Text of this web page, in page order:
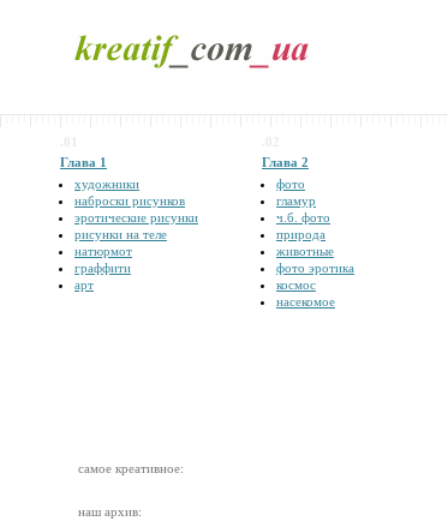
Глава 1
художники
наброски рисунков
эротические рисунки
рисунки на теле
натюрмот
граффити
арт
Глава 2
фото
гламур
ч.б. фото
природа
животные
фото эротика
космос
насекомое
самое креативное:
наш архив: